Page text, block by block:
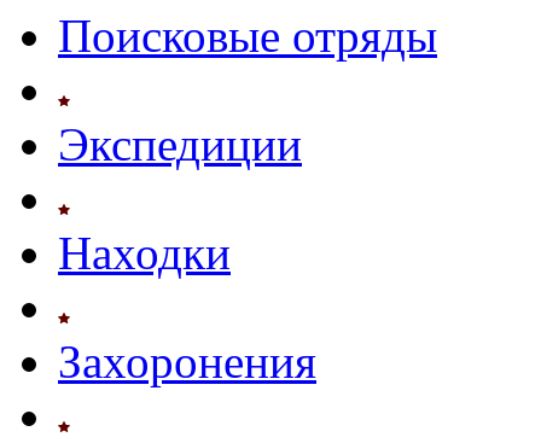
Поисковые отряды
Экспедиции
Находки
Захоронения